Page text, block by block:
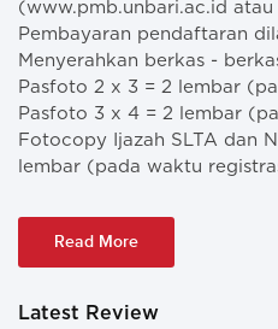
(www.pmb.unbari.ac.id
Pembayaran pendaftaran
Menyerahkan berkas -
Pasfoto 2 x 3 = 2 lembar
Pasfoto 3 x 4 = 2 lembar
Fotocopy Ijazah SLTA dan
lembar (pada waktu
Read More
Latest Review